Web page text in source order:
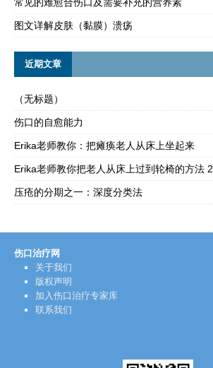
图文详解皮肤（黏膜）溃疡
近期文章
（无标题）
伤口的自愈能力
Erika老师教你：把瘫痪老人从床上坐起来
Erika老师教你把老人从床上过到轮椅的方法 2
压疮的分期之一：深度分类法
伤口治疗网
关于我们
版权声明
加入伤口治疗专家库
联系我们